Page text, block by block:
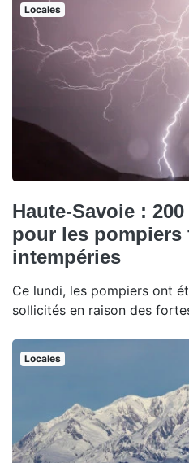
Locales
Haute-Savoie :
pour les pompiers
intempéries
Ce lundi, les pompiers ont
sollicités en raison des
Locales